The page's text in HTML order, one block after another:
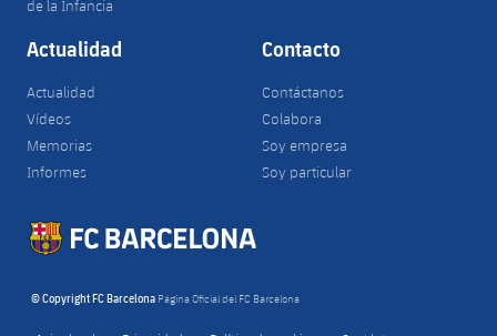
de la Infancia
Actualidad
Actualidad
Vídeos
Memorias
Informes
Contacto
Contáctanos
Colabora
Soy empresa
Soy particular
© Copyright FC Barcelona Página Oficial del FC Barcelona